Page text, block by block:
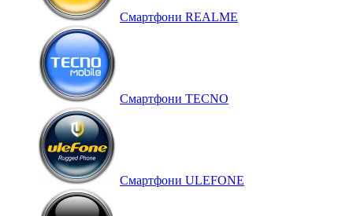
Смартфони REALME
Смартфони TECNO
Смартфони ULEFONE